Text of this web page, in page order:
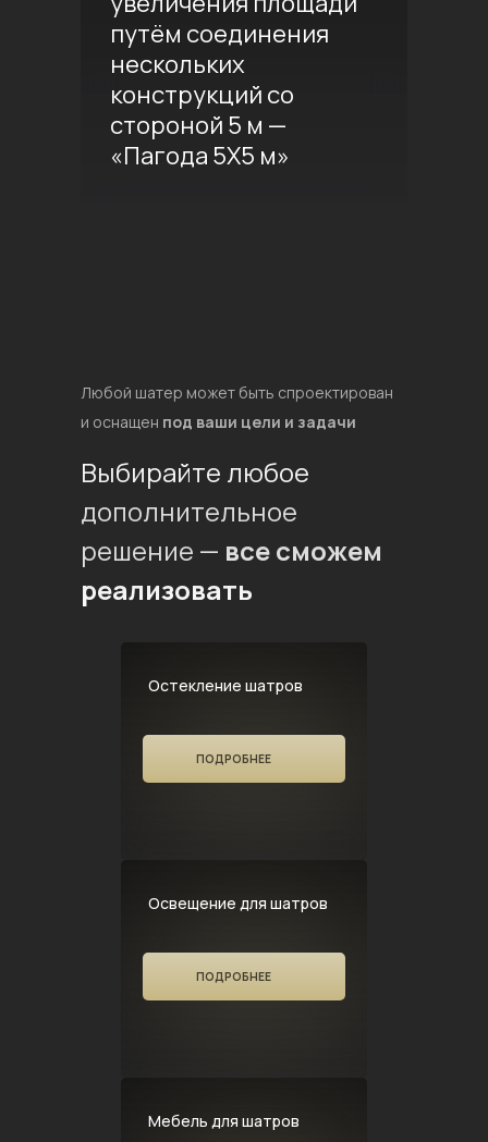
путём соединения
нескольких
конструкций со
стороной 5 м —
«Пагода 5Х5 м»
Любой шатер может быть спроектирован
и оснащен под ваши цели и задачи
Выбирайте любое
дополнительное
решение — все сможем
реализовать
Остекление шатров
ПОДРОБНЕЕ
Освещение для шатров
ПОДРОБНЕЕ
Мебель для шатров